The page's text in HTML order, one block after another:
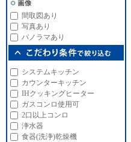
間取図あり
写真あり
パノラマあり
システムキッチン
カウンターキッチン
IHクッキングヒーター
ガスコンロ使用可
2口以上コンロ
浄水器
食器(洗浄)乾燥機